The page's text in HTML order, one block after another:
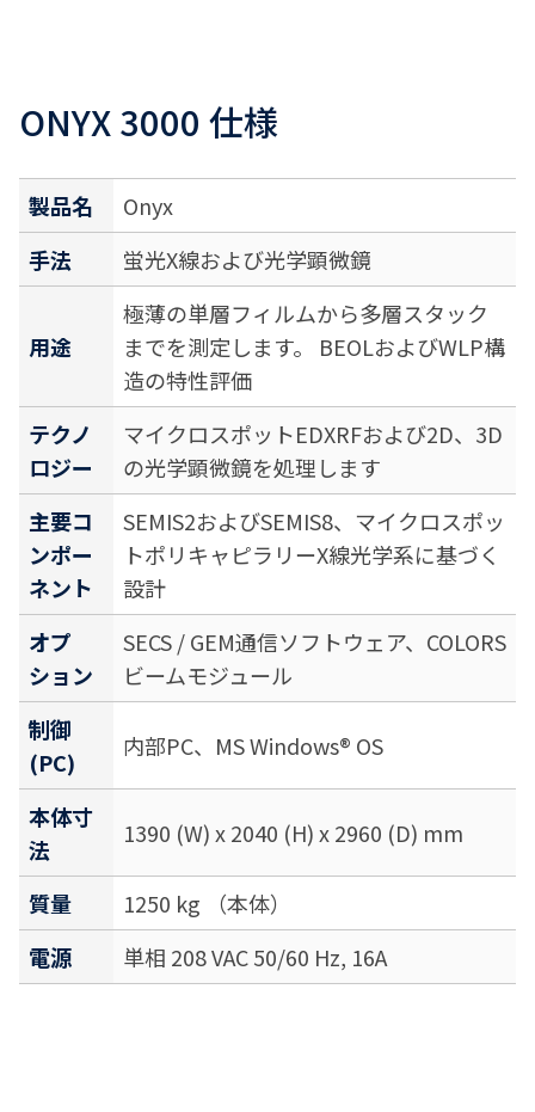
ONYX 3000 仕様
製品名
Onyx
手法
蛍光X線および光学顕微鏡
用途
極薄の単層フィルムから多層スタック
までを測定します。 BEOLおよびWLP構
造の特性評価
テクノ
ロジー
マイクロスポットEDXRFおよび2D、3D
の光学顕微鏡を処理します
主要コ
ンポー
ネント
SEMIS2およびSEMIS8、マイクロスポッ
トポリキャピラリーX線光学系に基づく
設計
オプ
ション
SECS / GEM通信ソフトウェア、COLORS
ビームモジュール
制御
(PC)
内部PC、MS Windows® OS
本体寸
法
1390 (W) x 2040 (H) x 2960 (D) mm
質量
1250 kg （本体）
電源
単相 208 VAC 50/60 Hz, 16A